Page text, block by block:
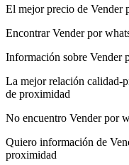
El mejor precio de Vender
Encontrar Vender por
Información sobre Vender
La mejor relación calidad-
de proximidad
No encuentro Vender por
Quiero información de
proximidad